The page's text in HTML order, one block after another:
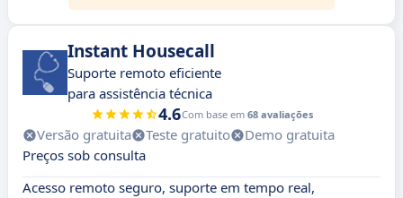
Instant Housecall
Suporte remoto eficiente
para assistência técnica
4.6Com base em 68 avaliações
Versão gratuita Teste gratuito
Demo gratuita
Preços sob consulta
Acesso remoto seguro, suporte em tempo real,